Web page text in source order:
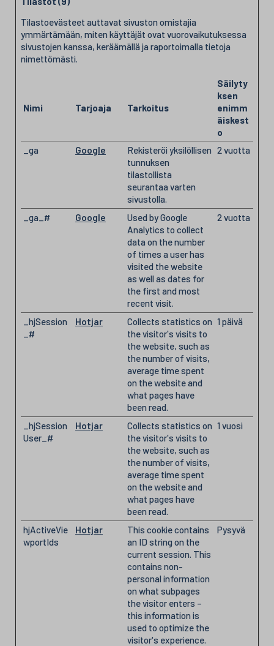
Tilastoevästeet auttavat sivuston omistajia
ymmärtämään, miten käyttäjät ovat vuorovaikutuksessa
sivustojen kanssa, keräämällä ja raportoimalla tietoja
nimettömästi.
Nimi Tarjoaja Tarkoitus
Säilyty
ksen
enimm
äiskest
o
_ga
Google
Rekisteröi yksilöllisen
tunnuksen
tilastollista
seurantaa varten
sivustolla.
2 vuotta
_ga_# Google
Used by Google
Analytics to collect
data on the number
of times a user has
visited the website
as well as dates for
the first and most
recent visit.
2 vuotta
_hjSession
_#
Hotjar
Collects statistics on
the visitor's visits to
the website, such as
the number of visits,
average time spent
on the website and
what pages have
been read.
1 päivä
_hjSession
User_#
Hotjar
Collects statistics on
the visitor's visits to
the website, such as
the number of visits,
average time spent
on the website and
what pages have
been read.
1 vuosi
hjActiveVie
wportIds
Hotjar
This cookie contains
an ID string on the
current session. This
contains non-
personal information
on what subpages
the visitor enters –
this information is
used to optimize the
visitor's experience.
Pysyvä